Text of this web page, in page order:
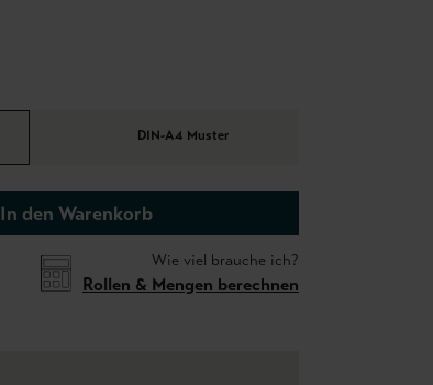
DIN-A4 Muster
In den Warenkorb
Wie viel brauche ich?
Rollen & Mengen berechnen